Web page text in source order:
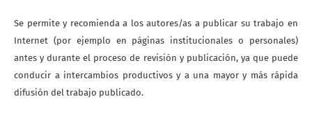
Se permite y recomienda a los autores/as a publicar su trabajo en
Internet (por ejemplo en páginas institucionales o personales)
antes y durante el proceso de revisión y publicación, ya que puede
conducir a intercambios productivos y a una mayor y más rápida
difusión del trabajo publicado.